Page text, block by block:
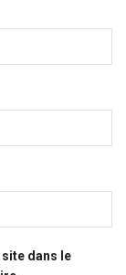
dans le